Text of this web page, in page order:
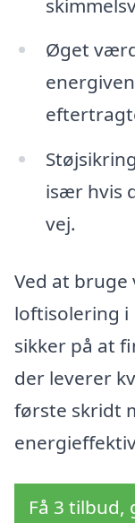
Øget
især hvis
vej.
Ved at
loftisolering i
sikker på at
der leverer
første skridt
Få 3